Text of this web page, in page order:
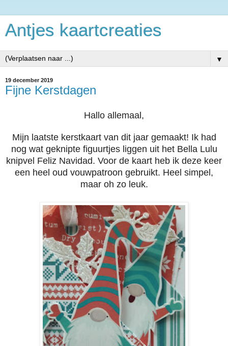
Antjes kaartcreaties
▼
19 december 2019
Fijne Kerstdagen
Hallo allemaal,
Mijn laatste kerstkaart van dit jaar gemaakt! Ik had
nog wat geknipte figuurtjes liggen uit het Bella Lulu
knipvel Feliz Navidad. Voor de kaart heb ik deze keer
een heel oud vouwpatroon gebruikt. Heel simpel,
maar oh zo leuk.